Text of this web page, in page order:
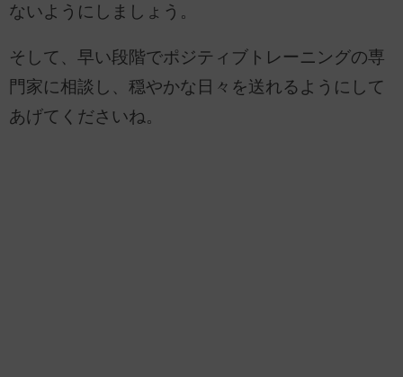
ないようにしましょう。
そして、早い段階でポジティブトレーニングの専
門家に相談し、穏やかな日々を送れるようにして
あげてくださいね。